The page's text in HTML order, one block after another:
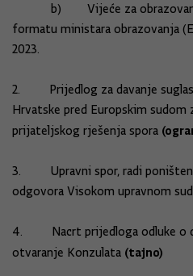
b) Vijeće za obrazovanje,
formatu ministara obrazovanja
2023.
2. Prijedlog za davanje
Hrvatske pred Europskim sudom
prijateljskog rješenja spora
3. Upravni spor, radi
odgovora Visokom upravnom
4. Nacrt prijedloga odluke o
otvaranje Konzulata (tajno)